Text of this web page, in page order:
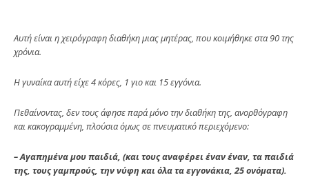
Αυτή είναι η χειρόγραφη διαθήκη μιας μητέρας, που κοιμήθηκε στα 90 της
χρόνια.
Η γυναίκα αυτή είχε 4 κόρες, 1 γιo και 15 εγγόνια.
Πεθαίνοντας, δεν τους άφησε παρά μόνο την διαθήκη της, ανορθόγραφη
και κακογραμμένη, πλούσια όμως σε πνευματικό περιεχόμενο:
– Αγαπημένα μου παιδιά, (και τους αναφέρει έναν έναν, τα παιδιά
της, τους γαμπρούς, την νύφη και όλα τα εγγονάκια, 25 ονόματα).